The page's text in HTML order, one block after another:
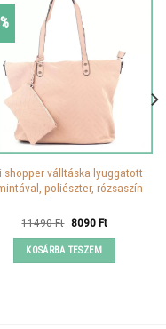
shopper válltáska lyuggatott
poliészter, rózsaszín
11490Ft Original
was:
11490 Ft.
8090FtCurrent
KOSÁRBA TESZEM